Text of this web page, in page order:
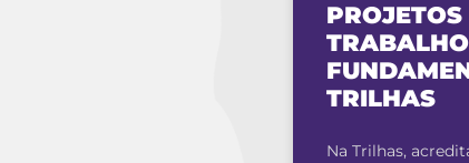
PROJETOS
TRILHAS
Na Trilhas,